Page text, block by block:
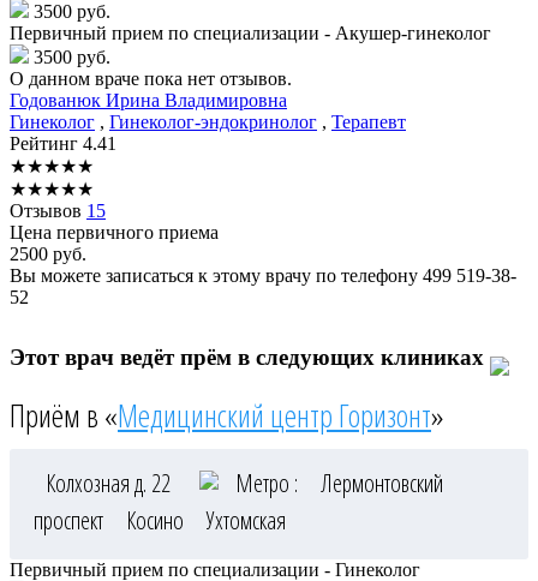
3500 руб.
Первичный прием по специализации - Акушер-гинеколог
3500 руб.
О данном враче пока нет отзывов.
Годованюк Ирина Владимировна
Гинеколог , Гинеколог-эндокринолог , Терапевт
Рейтинг 4.41
★★★★★
★★★★★
Отзывов 15
Цена первичного приема
2500 руб.
Вы можете записаться к этому врачу по телефону 499 519-38-
52
Этот врач ведёт прём в следующих клиниках
Приём в «Медицинский центр Горизонт»
Колхозная д. 22 Метро :
Лермонтовский
проспект
Косино Ухтомская
Первичный прием по специализации - Гинеколог